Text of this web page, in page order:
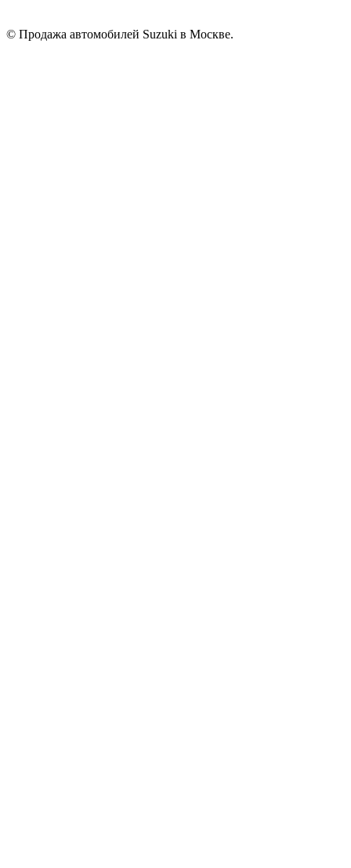
© Продажа автомобилей Suzuki в Москве.